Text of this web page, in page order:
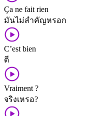
Ça ne fait rien
มัน​ไม่​สำคัญ​หรอก
C’est bien
ดี
Vraiment ?
จริง​เหรอ?